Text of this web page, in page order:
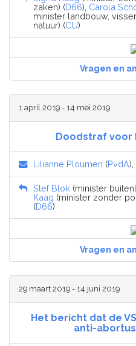
zaken) (D66), Carola
minister landbouw,
natuur) (CU)
Vragen en
1 april 2019 - 14 mei 2019
Doodstraf voor
Lilianne Ploumen (PvdA),
Stef Blok (minister
Kaag (minister zonder
(D66)
Vragen en
29 maart 2019 - 14 juni 2019
Het bericht dat de
anti-